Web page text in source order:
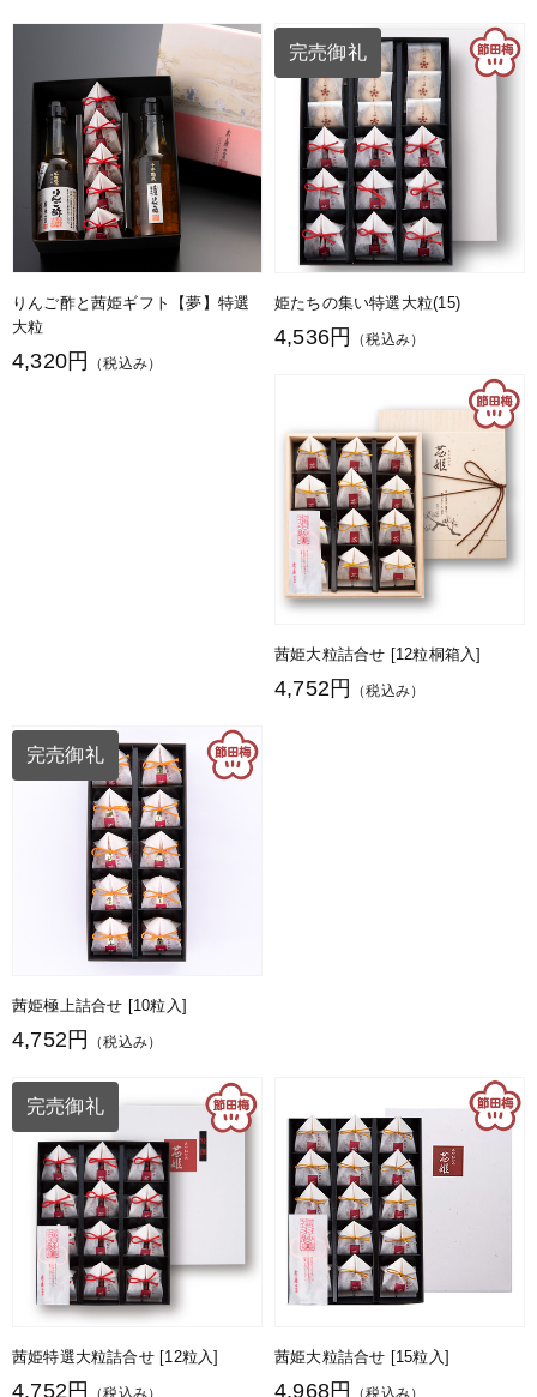
りんご酢と茜姫ギフト【夢】特選
大粒
4,320円 （税込み）
姫たちの集い特選大粒(15)
4,536円 （税込み）
完売御礼
茜姫大粒詰合せ [12粒桐箱入]
4,752円 （税込み）
茜姫極上詰合せ [10粒入]
4,752円 （税込み）
完売御礼
茜姫特選大粒詰合せ [12粒入]
4,752円 （税込み）
完売御礼
茜姫大粒詰合せ [15粒入]
4,968円 （税込み）